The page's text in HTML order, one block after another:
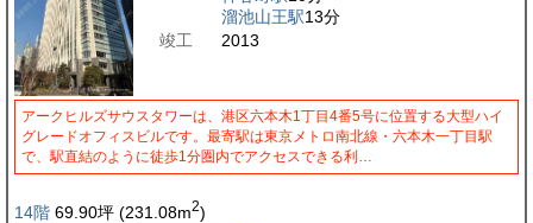
溜池山王駅13分
竣工
2013
アークヒルズサウスタワーは、港区六本木1丁目4番5号に位置する大型ハイ
グレードオフィスビルです。最寄駅は東京メトロ南北線・六本木一丁目駅
で、駅直結のように徒歩1分圏内でアクセスできる利…
14階 69.90坪 (231.08m2)